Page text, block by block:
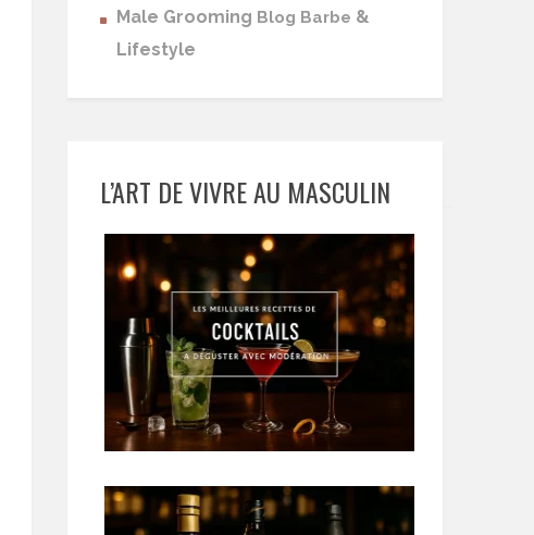
Male Grooming Blog Barbe &
Lifestyle
L’ART DE VIVRE AU MASCULIN